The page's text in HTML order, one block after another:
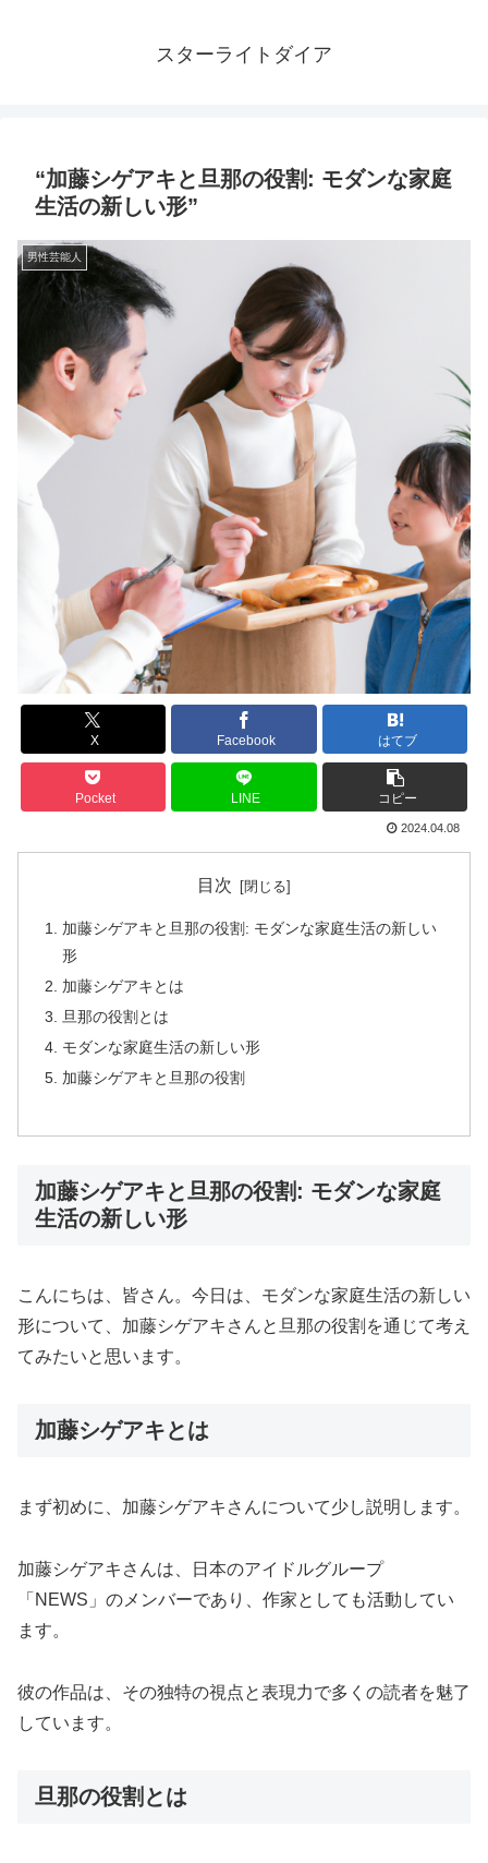
スターライトダイア
“加藤シゲアキと旦那の役割: モダンな家庭
生活の新しい形”
男性芸能人
X Facebook はてブ
Pocket LINE コピー
2024.04.08
目次
加藤シゲアキと旦那の役割: モダンな家庭生活の新しい
形
加藤シゲアキとは
旦那の役割とは
モダンな家庭生活の新しい形
加藤シゲアキと旦那の役割
加藤シゲアキと旦那の役割: モダンな家庭
生活の新しい形
こんにちは、皆さん。今日は、モダンな家庭生活の新しい
形について、加藤シゲアキさんと旦那の役割を通じて考え
てみたいと思います。
加藤シゲアキとは
まず初めに、加藤シゲアキさんについて少し説明します。
加藤シゲアキさんは、日本のアイドルグループ
「NEWS」のメンバーであり、作家としても活動してい
ます。
彼の作品は、その独特の視点と表現力で多くの読者を魅了
しています。
旦那の役割とは